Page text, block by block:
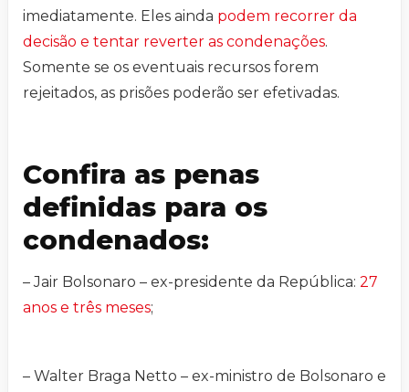
imediatamente. Eles ainda podem recorrer da
decisão e tentar reverter as condenações.
Somente se os eventuais recursos forem
rejeitados, as prisões poderão ser efetivadas.
Confira as penas
definidas para os
condenados:
– Jair Bolsonaro – ex-presidente da República: 27
anos e três meses;
– Walter Braga Netto – ex-ministro de Bolsonaro e